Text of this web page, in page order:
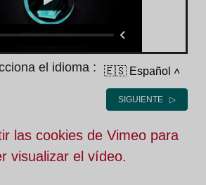
el idioma : 🇪🇸 Español ˄
SIGUIENTE ▷
las cookies de Vimeo para
visualizar el vídeo.